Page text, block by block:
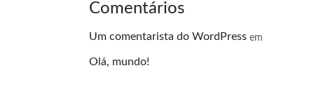
Comentários
Um comentarista do WordPress em
Olá, mundo!